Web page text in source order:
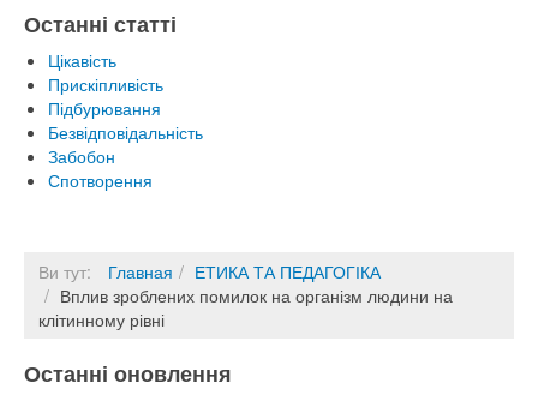
Останні статті
Цікавість
Прискіпливість
Підбурювання
Безвідповідальність
Забобон
Спотворення
Ви тут: Главная
ЕТИКА ТА ПЕДАГОГІКА
Вплив зроблених помилок на організм людини на
клітинному рівні
Останні оновлення